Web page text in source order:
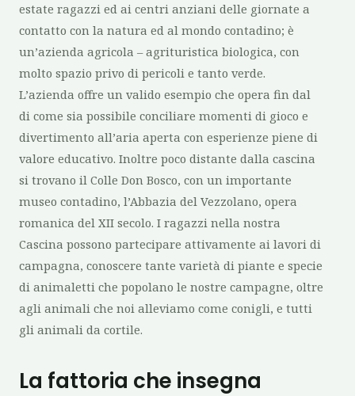
estate ragazzi ed ai centri anziani delle giornate a
contatto con la natura ed al mondo contadino; è
un’azienda agricola – agrituristica biologica, con
molto spazio privo di pericoli e tanto verde.
L’azienda offre un valido esempio che opera fin dal
di come sia possibile conciliare momenti di gioco e
divertimento all’aria aperta con esperienze piene di
valore educativo. Inoltre poco distante dalla cascina
si trovano il Colle Don Bosco, con un importante
museo contadino, l’Abbazia del Vezzolano, opera
romanica del XII secolo. I ragazzi nella nostra
Cascina possono partecipare attivamente ai lavori di
campagna, conoscere tante varietà di piante e specie
di animaletti che popolano le nostre campagne, oltre
agli animali che noi alleviamo come conigli, e tutti
gli animali da cortile.
La fattoria che insegna